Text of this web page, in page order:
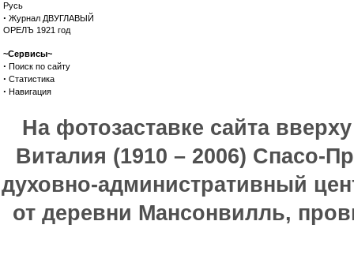
Русь
· Журнал ДВУГЛАВЫЙ
ОРЕЛЪ 1921 год
~Сервисы~
· Поиск по сайту
· Статистика
· Навигация
На фотозаставке сайта
Виталия (1910 – 2006) Спасо-
духовно-административный
от деревни Мансонвилль,